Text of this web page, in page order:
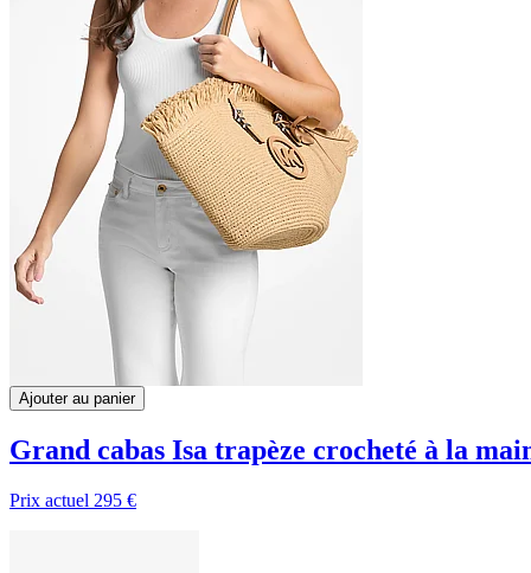
Ajouter au panier
Grand cabas Isa trapèze crocheté à la
Prix actuel 295 €